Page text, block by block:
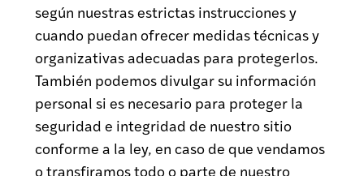
según nuestras estrictas instrucciones y
cuando puedan ofrecer medidas técnicas y
organizativas adecuadas para protegerlos.
También podemos divulgar su información
personal si es necesario para proteger la
seguridad e integridad de nuestro sitio
conforme a la ley, en caso de que vendamos
o transfiramos todo o parte de nuestro